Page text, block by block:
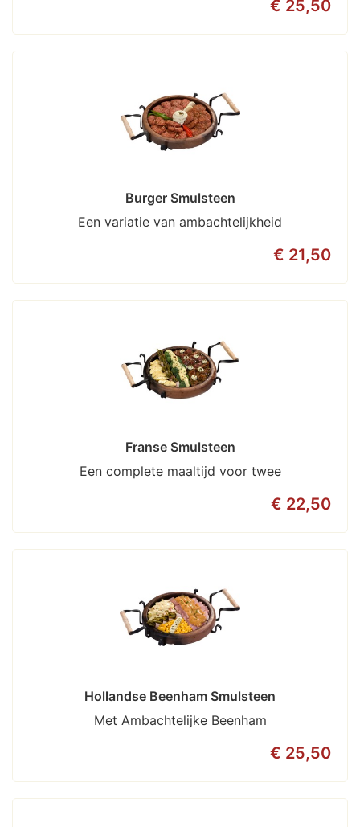
€ 25,50
Burger Smulsteen
Een variatie van ambachtelijkheid
€ 21,50
Franse Smulsteen
Een complete maaltijd voor twee
€ 22,50
Hollandse Beenham Smulsteen
Met Ambachtelijke Beenham
€ 25,50